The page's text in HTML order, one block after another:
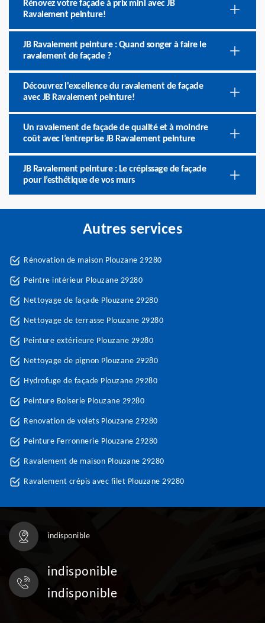
Rénovez votre façade à prix mini avec JB
Ravalement peinture!
JB Ravalement peinture : Quand songer à faire le
ravalement de façade ?
Découvrez l'excellence du ravalement de façade
avec JB Ravalement peinture!
Un ravalement de façade de qualité et à moindre
coût avec l’entreprise JB Ravalement peinture
JB Ravalement peinture : Le crépissage de façade
pour l’esthétique de vos murs
Autres services
Rénovation de maison Plouzane 29280
Peintre intérieur Plouzane 29280
Nettoyage de façade Plouzane 29280
Nettoyage de terrasse Plouzane 29280
Peinture extérieure Plouzane 29280
Nettoyage de pignon Plouzane 29280
Hydrofuge de façade Plouzane 29280
Peinture Boiserie Plouzane 29280
Renovation de volets Plouzane 29280
Peinture Ferronnerie Plouzane 29280
Ravalement de maison Plouzane 29280
Ravalement crépis avec filet Plouzane 29280
indisponible
indisponible
indisponible